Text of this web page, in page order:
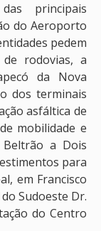
principais
do Aeroporto
pedem
rodovias, a
da Nova
dos terminais
asfáltica de
mobilidade e
a Dois
para
em Francisco
Sudoeste Dr.
do Centro